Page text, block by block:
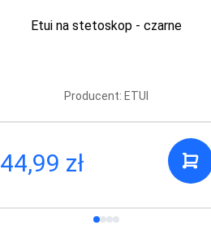
Etui na stetoskop - czarne
Producent: ETUI
44,99 zł